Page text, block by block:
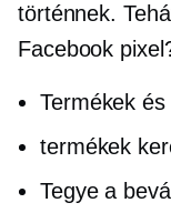
történnek.
Facebook
Termékek
termékek
Tegye a